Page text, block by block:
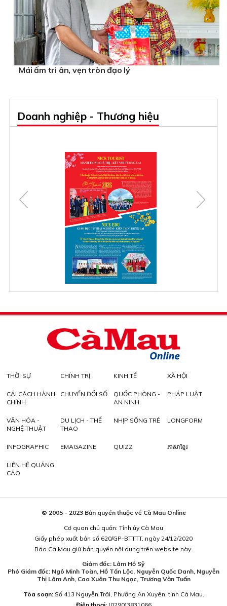
Mái ấm tri ân, vẹn tròn đạo lý
Doanh nghiệp - Thương hiệu
THỜI SỰ CHÍNH TRỊ KINH TẾ XÃ HỘI
CẢI CÁCH HÀNH
CHÍNH
CHUYỂN ĐỔI SỐ
QUỐC PHÒNG -
AN NINH
PHÁP LUẬT
VĂN HÓA -
NGHỆ THUẬT
DU LỊCH - THỂ
THAO
NHỊP SỐNG TRẺ LONGFORM
INFOGRAPHIC EMAGAZINE QUIZZ ភាសាខ្មែរ
LIÊN HỆ QUẢNG
CÁO
© 2005 - 2023 Bản quyền thuộc về Cà Mau Online
Cơ quan chủ quản: Tỉnh ủy Cà Mau
Giấy phép xuất bản số 620/GP-BTTTT, ngày 24/12/2020
Báo Cà Mau giữ bản quyền nội dung trên website này.
Giám đốc: Lâm Hồ Sỹ
Phó Giám đốc: Ngô Minh Toàn, Hồ Tấn Lộc, Nguyễn Quốc Danh, Nguyễn
Thị Lâm Anh, Cao Xuân Thu Ngọc, Trương Văn Tuấn
Tòa soạn:Số 413 Nguyễn Trãi, Phường An Xuyên, tỉnh Cà Mau.